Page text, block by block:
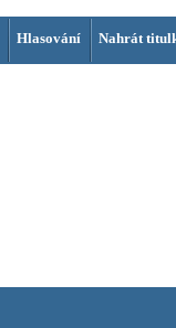
Hlasování Nahrát